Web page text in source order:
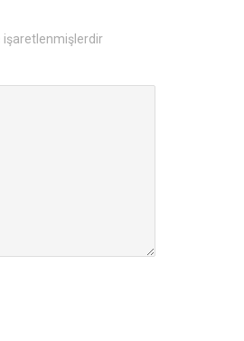
işaretlenmişlerdir